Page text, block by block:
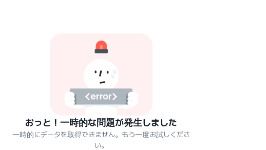
おっと！一時的な問題が発生しました
一時的にデータを取得できません。もう一度お試しくださ
い。